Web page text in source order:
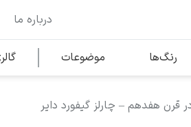
درباره ما
رنگ‌ها موضوعات
قرن هفدهم – چارلز گیفورد دایر